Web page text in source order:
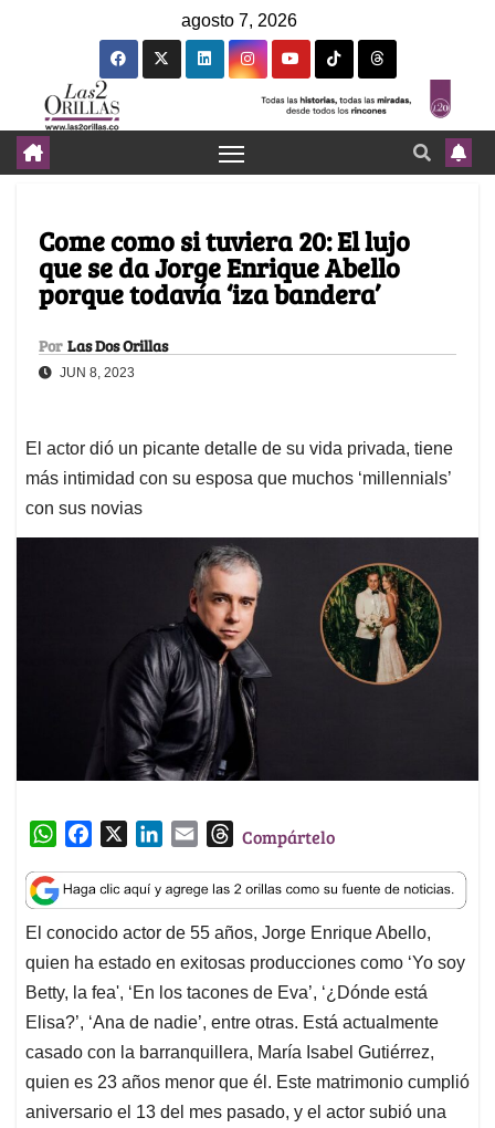
agosto 7, 2026
Come como si tuviera 20: El lujo
que se da Jorge Enrique Abello
porque todavía ‘iza bandera’
Por Las Dos Orillas
JUN 8, 2023
El actor dió un picante detalle de su vida privada, tiene
más intimidad con su esposa que muchos ‘millennials’
con sus novias
W
a
t
s
A
p
p
c
e
b
o
o
k
n
k
e
d
I
n
a
i
l
T
r
e
a
d
s
Compártelo
El conocido actor de 55 años, Jorge Enrique Abello,
quien ha estado en exitosas producciones como ‘Yo soy
Betty, la fea', ‘En los tacones de Eva’, ‘¿Dónde está
Elisa?’, ‘Ana de nadie’, entre otras. Está actualmente
casado con la barranquillera, María Isabel Gutiérrez,
quien es 23 años menor que él. Este matrimonio cumplió
aniversario el 13 del mes pasado, y el actor subió una